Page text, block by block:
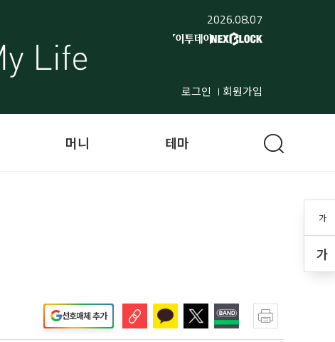
2026.08.07
로그인 회원가입
가
가
머니 테마
선호매체 추가